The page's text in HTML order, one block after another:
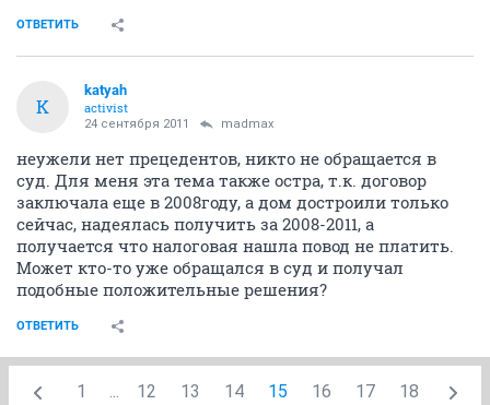
ОТВЕТИТЬ
K
katyah
activist
24 сентября 2011 madmax
неужели нет прецедентов, никто не обращается в
суд. Для меня эта тема также остра, т.к. договор
заключала еще в 2008году, а дом достроили только
сейчас, надеялась получить за 2008-2011, а
получается что налоговая нашла повод не платить.
Может кто-то уже обращался в суд и получал
подобные положительные решения?
ОТВЕТИТЬ
1 ... 12 13 14 15 16 17 18